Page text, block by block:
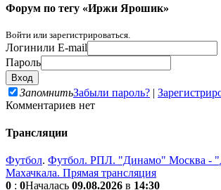
Форум по тегу «Иржи Ярошик»
Войти или зарегистрироваться.
Логинили E-mail
Пароль
ЗапомнитьЗабыли пароль? |
Комментариев нет
Трансляции
Футбол. Футбол. РПЛ. "Динамо" Москва -
Махачкала. Прямая трансляция
0 : 0Началась 09.08.2026 в 14:30